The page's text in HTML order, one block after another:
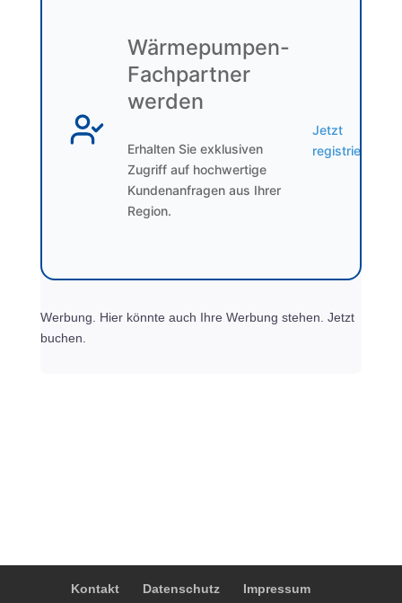
Wärmepumpen-
Fachpartner
werden
Erhalten Sie exklusiven
Zugriff auf hochwertige
Kundenanfragen aus Ihrer
Region.
Jetzt
registrieren
Werbung. Hier könnte auch Ihre Werbung stehen. Jetzt
buchen.
Kontakt Datenschutz
Impressum